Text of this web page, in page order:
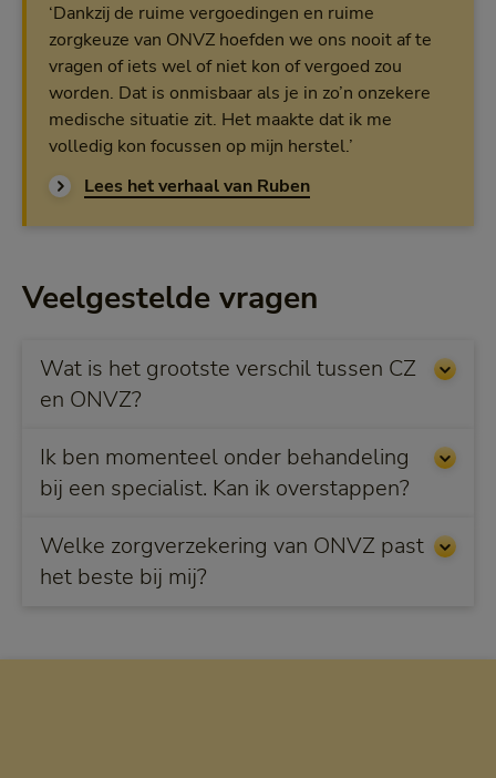
‘Dankzij de ruime vergoedingen en ruime
zorgkeuze van ONVZ hoefden we ons nooit af te
vragen of iets wel of niet kon of vergoed zou
worden. Dat is onmisbaar als je in zo’n onzekere
medische situatie zit. Het maakte dat ik me
volledig kon focussen op mijn herstel.’
Lees het verhaal van Ruben
Veelgestelde vragen
Wat is het grootste verschil tussen CZ
en ONVZ?
Ik ben momenteel onder behandeling
bij een specialist. Kan ik overstappen?
Welke zorgverzekering van ONVZ past
het beste bij mij?